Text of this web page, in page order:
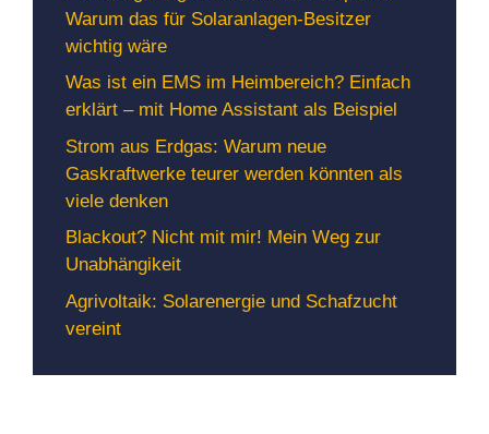
Warum das für Solaranlagen-Besitzer
wichtig wäre
Was ist ein EMS im Heimbereich? Einfach
erklärt – mit Home Assistant als Beispiel
Strom aus Erdgas: Warum neue
Gaskraftwerke teurer werden könnten als
viele denken
Blackout? Nicht mit mir! Mein Weg zur
Unabhängikeit
Agrivoltaik: Solarenergie und Schafzucht
vereint